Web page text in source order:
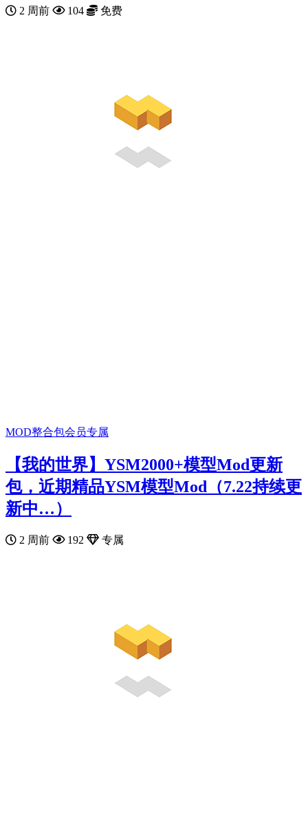
2 周前 104 免费
MOD整合包会员专属
【我的世界】YSM2000+模型Mod更新
包，近期精品YSM模型Mod（7.22持续更
新中…）
2 周前 192 专属